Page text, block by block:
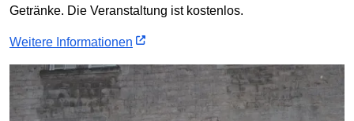
Getränke. Die Veranstaltung ist kostenlos.
Weitere Informationen